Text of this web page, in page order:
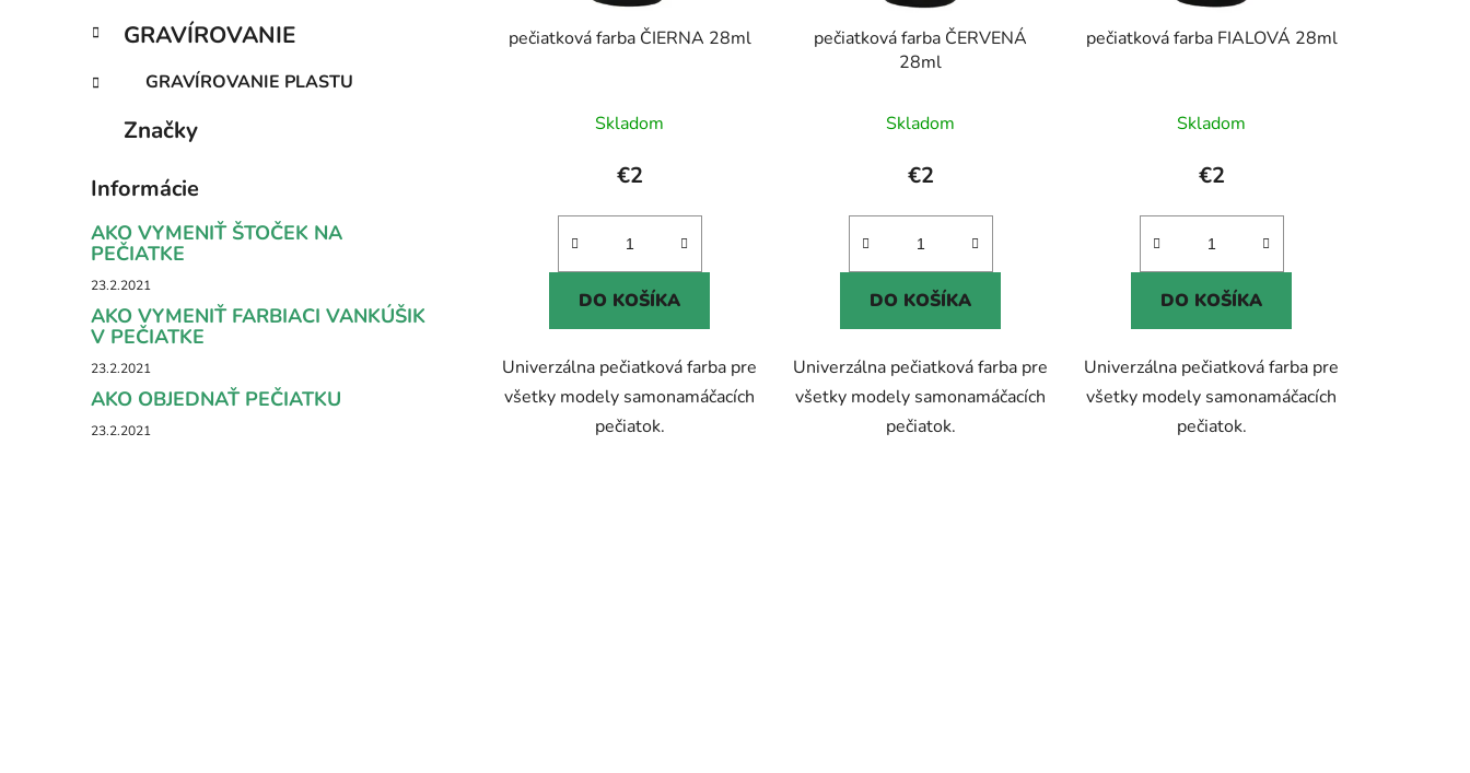
GRAVÍROVANIE
GRAVÍROVANIE PLASTU
Značky
Informácie
AKO VYMENIŤ ŠTOČEK NA
PEČIATKE
23.2.2021
AKO VYMENIŤ FARBIACI VANKÚŠIK
V PEČIATKE
23.2.2021
AKO OBJEDNAŤ PEČIATKU
23.2.2021
pečiatková farba ČIERNA 28ml
hodnotenie
produktu
5,0
z
hviezdičiek.
Skladom
€2
DO KOŠÍKA
Univerzálna pečiatková farba pre
všetky modely samonamáčacích
pečiatok.
pečiatková farba ČERVENÁ
28ml
Skladom
€2
DO KOŠÍKA
Univerzálna pečiatková farba pre
všetky modely samonamáčacích
pečiatok.
pečiatková farba FIALOVÁ 28ml
Skladom
€2
DO KOŠÍKA
Univerzálna pečiatková farba pre
všetky modely samonamáčacích
pečiatok.